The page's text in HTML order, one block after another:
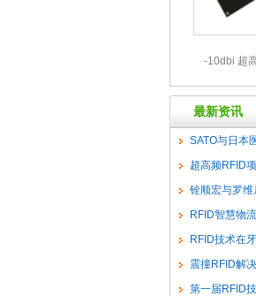
-10dbi 超
最新资讯
SATO与日本
超高频RFID
铨顺宏与罗
RFID智慧物
RFID技术在
震撞RFID解
与撞击
第一届RFID